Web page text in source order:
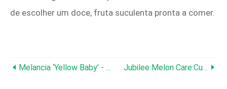
de escolher um doce, fruta suculenta pronta a comer.
Melancia ‘Yellow Baby’ - Dicas Para Cuidados Com Melancias Para Bebês Amarelos Jubilee Melon Care:Cultivo De Melancias Jubileu No Jardim